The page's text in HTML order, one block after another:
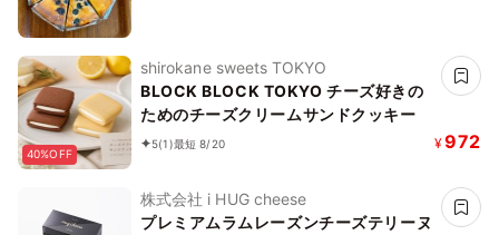
40%OFF
shirokane sweets TOKYO
BLOCK BLOCK TOKYO チーズ好きの
ためのチーズクリームサンドクッキー
5(1)最短 8/20 ¥972
株式会社 i HUG cheese
プレミアムラムレーズンチーズテリーヌ